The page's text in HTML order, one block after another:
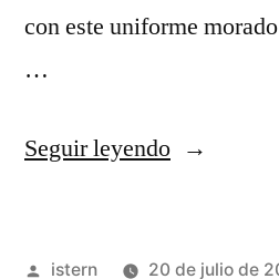
con este uniforme
…
Seguir leyendo«Dónde
Publicado
istern
20 de julio de